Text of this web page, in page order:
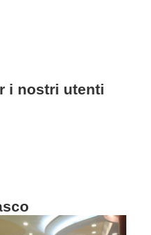
i nostri utenti